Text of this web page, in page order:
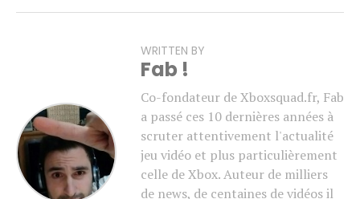
WRITTEN BY
Fab !
Co-fondateur de Xboxsquad.fr, Fab
a passé ces 10 dernières années à
scruter attentivement l'actualité
jeu vidéo et plus particulièrement
celle de Xbox. Auteur de milliers
de news, de centaines de vidéos il